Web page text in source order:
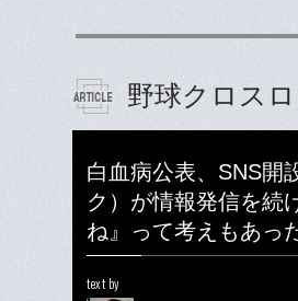
野球クロス
白血病公表、SNS開
ク）が情報発信を続
ね』って考えもあっ
text by